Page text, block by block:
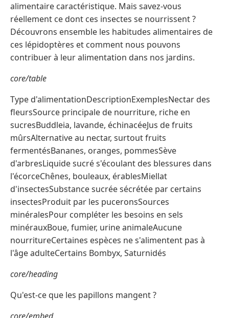
alimentaire caractéristique. Mais savez-vous
réellement ce dont ces insectes se nourrissent ?
Découvrons ensemble les habitudes alimentaires de
ces lépidoptères et comment nous pouvons
contribuer à leur alimentation dans nos jardins.
core/table
Type d'alimentationDescriptionExemplesNectar des
fleursSource principale de nourriture, riche en
sucresBuddleia, lavande, échinacéeJus de fruits
mûrsAlternative au nectar, surtout fruits
fermentésBananes, oranges, pommesSève
d'arbresLiquide sucré s'écoulant des blessures dans
l'écorceChênes, bouleaux, érablesMiellat
d'insectesSubstance sucrée sécrétée par certains
insectesProduit par les puceronsSources
minéralesPour compléter les besoins en sels
minérauxBoue, fumier, urine animaleAucune
nourritureCertaines espèces ne s'alimentent pas à
l'âge adulteCertains Bombyx, Saturnidés
core/heading
Qu'est-ce que les papillons mangent ?